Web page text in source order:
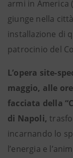
armi in America
giunge nella
installazione di
patrocinio del
L’opera site-
maggio, alle
facciata della
di Napoli,
incarnando lo
l’energia e